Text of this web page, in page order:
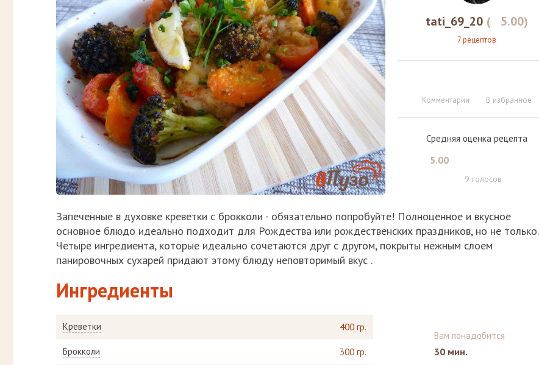
tati_69_20 ( 5.00)
7 рецептов
Комментарии В избранное
Средняя оценка рецепта
5.00
9 голосов
Запеченные в духовке креветки с брокколи - обязательно попробуйте! Полноценное и вкусное
основное блюдо идеально подходит для Рождества или рождественских праздников, но не только.
Четыре ингредиента, которые идеально сочетаются друг с другом, покрыты нежным слоем
панировочных сухарей придают этому блюду неповторимый вкус .
Ингредиенты
Креветки 400 гр.
Брокколи 300 гр.
Вам понадобится
30 мин.